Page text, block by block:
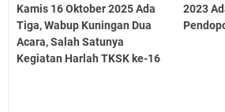
Kamis 16 Oktober 2025 Ada
Tiga, Wabup Kuningan Dua
Acara, Salah Satunya
Kegiatan Harlah TKSK ke-16
2023